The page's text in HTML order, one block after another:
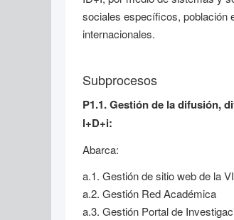
sociales específicos, población
internacionales.
Subprocesos
P1.1. Gestión de la difusión,
l+D+i:
Abarca:
a.1. Gestión de sitio web de la VI
a.2. Gestión Red Académica
a.3. Gestión Portal de